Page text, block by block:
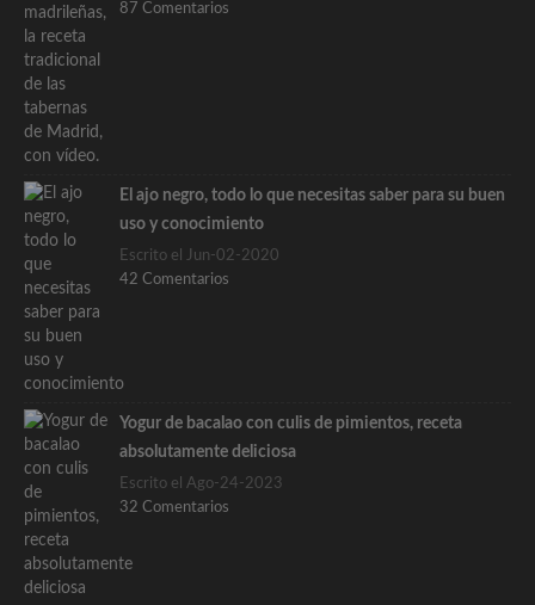
87 Comentarios
El ajo negro, todo lo que necesitas saber para su buen
uso y conocimiento
Escrito el Jun-02-2020
42 Comentarios
Yogur de bacalao con culis de pimientos, receta
absolutamente deliciosa
Escrito el Ago-24-2023
32 Comentarios